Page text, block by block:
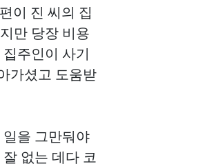
이 진 씨의 집
만 당장 비용
주인이 사기
가셨고 도움받
을 그만둬야
없는 데다 코